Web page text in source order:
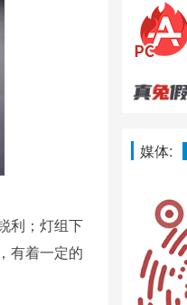
利；灯组下
有着一定的
媒体: